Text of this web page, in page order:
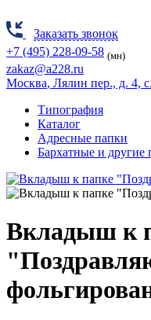
Заказать звонок
+7 (495) 228-09-58 (мн)
zakaz@a228.ru
Москва, Лялин пер., д. 4,
Типография
Каталог
Адресные папки
Бархатные и другие
Вкладыш к